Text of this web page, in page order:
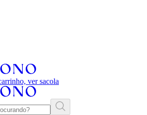
ver sacola